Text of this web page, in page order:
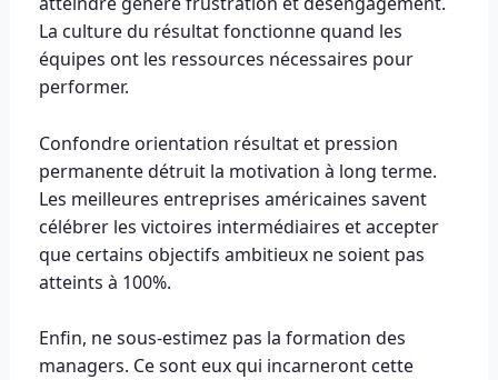
La culture du résultat fonctionne quand les
équipes ont les ressources nécessaires pour
performer.
Confondre orientation résultat et pression
permanente détruit la motivation à long terme.
Les meilleures entreprises américaines savent
célébrer les victoires intermédiaires et accepter
que certains objectifs ambitieux ne soient pas
atteints à 100%.
Enfin, ne sous-estimez pas la formation des
managers. Ce sont eux qui incarneront cette